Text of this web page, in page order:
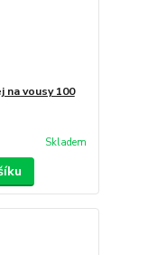
na vousy 100
Skladem